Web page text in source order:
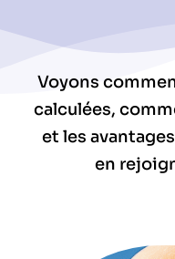
Voyons
calculées,
et les
en